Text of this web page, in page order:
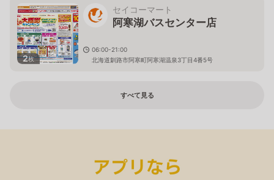
2枚
セイコーマート
阿寒湖バスセンター店
06:00-21:00
北海道釧路市阿寒町阿寒湖温泉3丁目4番5号
すべて見る